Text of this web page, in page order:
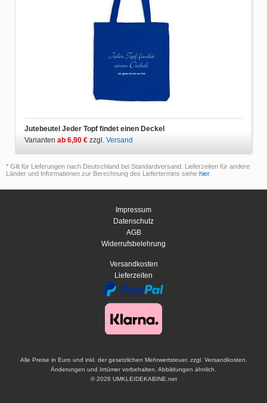
Jutebeutel Jeder Topf findet einen Deckel
Varianten ab 6,90 € zzgl. Versand
* Gilt für Lieferungen nach Deutschland bei Standardversand. Lieferzeiten für andere
Länder und Informationen zur Berechnung des Liefertermins siehe hier.
Impressum
Datenschutz
AGB
Widerrufsbelehrung
Versandkosten
Lieferzeiten
Alle Preise in Euro und inkl. der gesetzlichen Mehrwertsteuer, zzgl. Versandkosten.
Änderungen und Irrtümer vorbehalten. Abbildungen ähnlich.
© 2026 UMKLEIDEKABINE.net